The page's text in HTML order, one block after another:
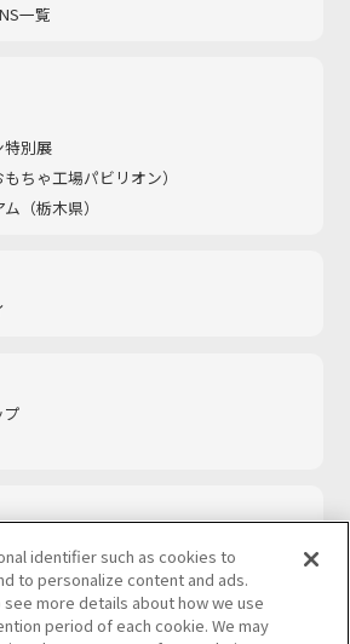
一覧
特別展
ちゃ工場パビリオン）​
（栃木県）
プ
identifier such as cookies to
to personalize content and ads.
more details about how we use
period of each cookie. We may